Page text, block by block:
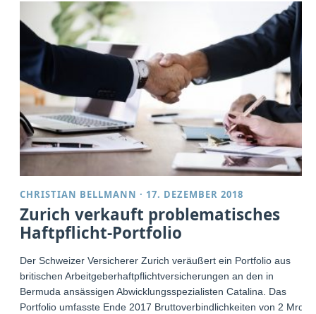
CHRISTIAN BELLMANN · 17. DEZEMBER 2018
Zurich verkauft problematisches
Haftpflicht-Portfolio
Der Schweizer Versicherer Zurich veräußert ein Portfolio aus
britischen Arbeitgeberhaftpflichtversicherungen an den in
Bermuda ansässigen Abwicklungsspezialisten Catalina. Das
Portfolio umfasste Ende 2017 Bruttoverbindlichkeiten von 2 Mrd.